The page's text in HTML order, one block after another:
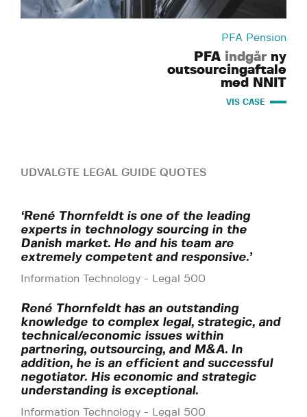
PFA Pension
PFA indgårny
outsourcingaftale
med NNIT
VIS CASE
UDVALGTE LEGAL GUIDE QUOTES
‘René Thornfeldt is one of the leading
experts in technology sourcing in the
Danish market. He and his team are
extremely competent and responsive.’
Information Technology - Legal 500
René Thornfeldt has an outstanding
knowledge to complex legal, strategic, and
technical/economic issues within
partnering, outsourcing, and M&A. In
addition, he is an efficient and successful
negotiator. His economic and strategic
understanding is exceptional.
Information Technology - Legal 500